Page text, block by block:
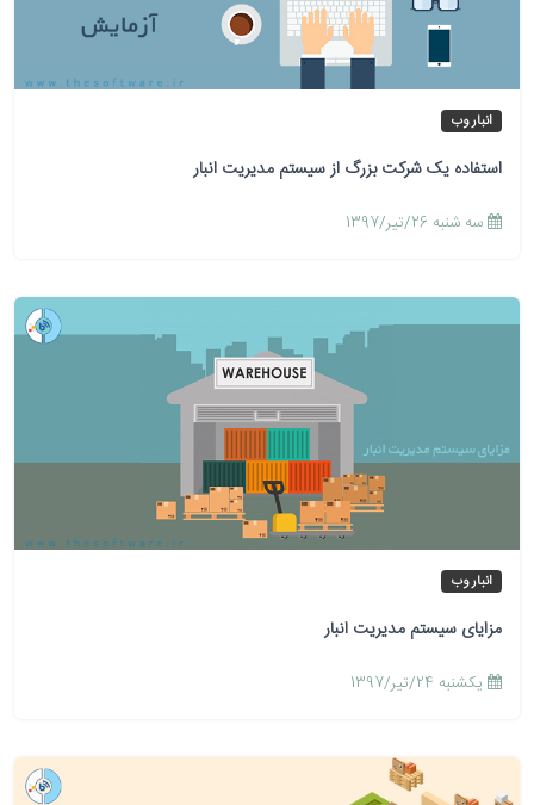
انبار وب
استفاده یک شرکت بزرگ از سیستم مدیریت انبار
سه شنبه 26/تیر/1397
انبار وب
مزایای سیستم مدیریت انبار
يكشنبه 24/تیر/1397